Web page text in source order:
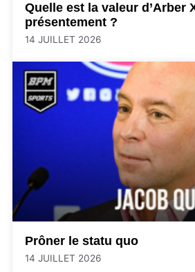
Quelle est la valeur d’Arber
présentement ?
14 JUILLET 2026
Prôner le statu quo
14 JUILLET 2026